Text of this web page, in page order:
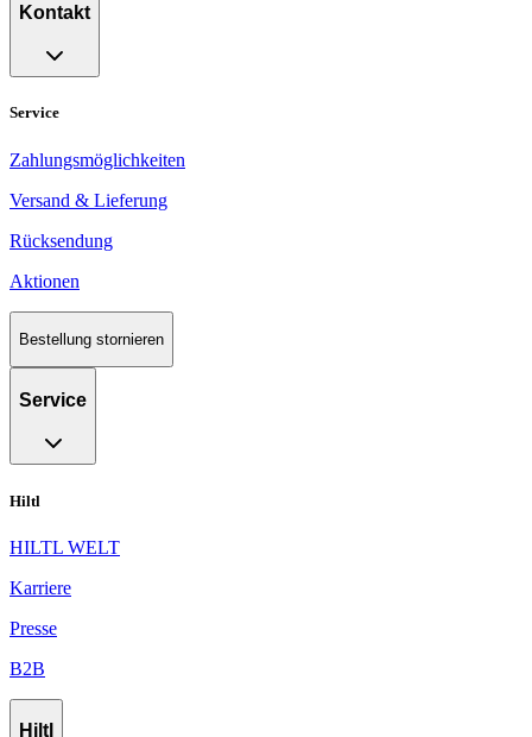
Kontakt
Service
Zahlungsmöglichkeiten
Versand & Lieferung
Rücksendung
Aktionen
Bestellung stornieren
Service
Hiltl
HILTL WELT
Karriere
Presse
B2B
Hiltl